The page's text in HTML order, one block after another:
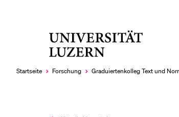
Startseite Forschung Graduiertenkolleg Text und
LETZTE SUCHEN